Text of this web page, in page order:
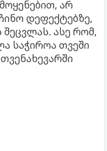
არ
დეფექტებზე,
შეცვლას. ასე რომ,
საჭიროა თვეში